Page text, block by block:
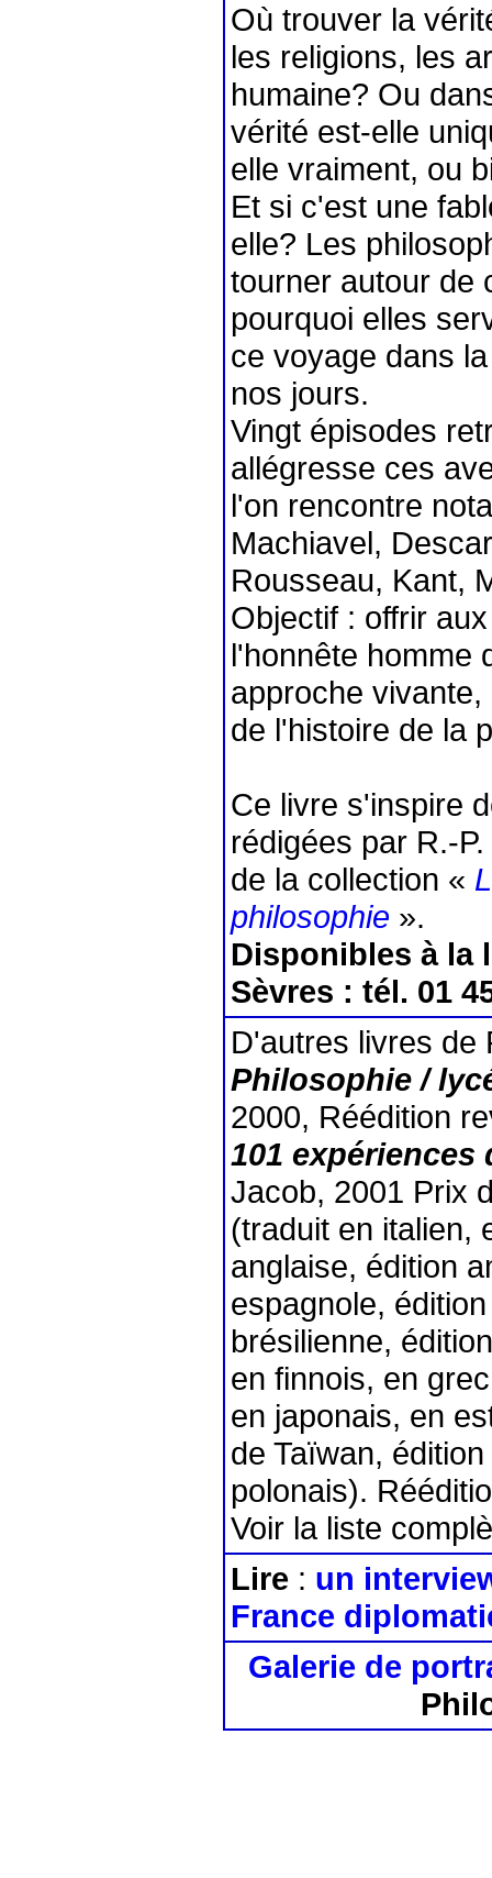
Où trouver la
les religions, les
humaine? Ou
vérité est-elle
elle vraiment, ou
Et si c'est une
elle? Les
tourner autour de
pourquoi elles
ce voyage dans
nos jours.
Vingt épisodes
allégresse ces
l'on rencontre
Machiavel,
Rousseau, Kant,
Objectif : offrir
l'honnête homme
approche
de l'histoire de la
Ce livre s'inspire
rédigées par R.-
de la collection «
philosophie ».
Disponibles à la
Sèvres : tél. 01
D'autres livres de
Philosophie /
2000, Réédition
101
Jacob, 2001 Prix
(traduit en italien,
anglaise, édition
espagnole,
brésilienne,
en finnois, en
en japonais, en
de Taïwan,
polonais).
Voir la liste
Lire : un
France
Galerie de